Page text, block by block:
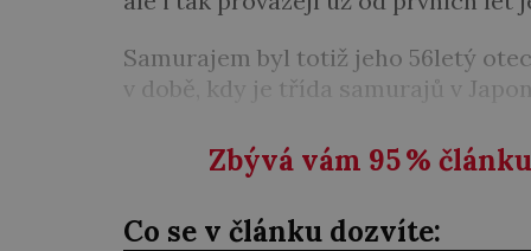
Samurajem byl totiž jeho 56letý otec
v době, kdy je třída samurajů v
Zbývá vám 95%
Co se v článku dozvíte: